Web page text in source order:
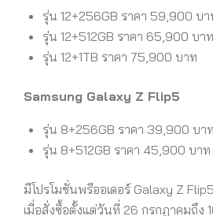
รุ่น 12+256GB ราคา 59,900 บา
รุ่น 12+512GB ราคา 65,900 บาท
รุ่น 12+1TB ราคา 75,900 บาท
Samsung Galaxy Z Flip5
รุ่น 8+256GB ราคา 39,900 บาท
รุ่น 8+512GB ราคา 45,900 บาท
มีโปรโมชั่นพรีออเดอร์ Galaxy Z
เมื่อสั่งซื้อตั้งแต่วันที่ 26 กรกฎาคมถึง